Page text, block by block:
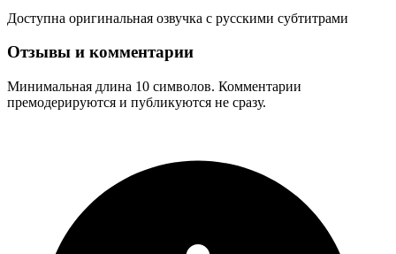
Доступна оригинальная озвучка с русскими субтитрами
Отзывы и комментарии
Минимальная длина 10 символов. Комментарии
премодерируются и публикуются не сразу.